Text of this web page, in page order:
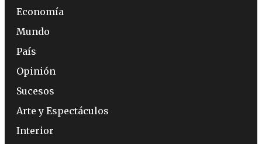
Economía
Mundo
País
Opinión
Sucesos
Arte y Espectáculos
Interior